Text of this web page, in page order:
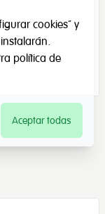
cookies” y
política de
Aceptar todas